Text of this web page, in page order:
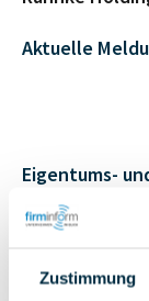
Zustimmung
Aktuelle
Eigentums-